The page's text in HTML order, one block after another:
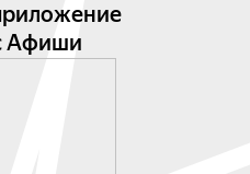
Афиши